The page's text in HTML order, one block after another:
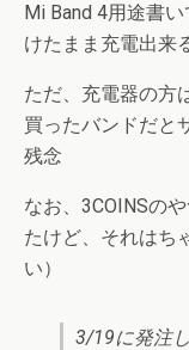
Mi Band 4用途書
けたまま充電出来
ただ、充電器の方
買ったバンドだと
残念
なお、3COINSの
たけど、それはち
い）
3/19に発注